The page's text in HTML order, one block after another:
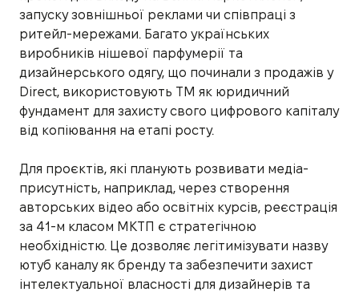
запуску зовнішньої реклами чи співпраці з
ритейл-мережами. Багато українських
виробників нішевої парфумерії та
дизайнерського одягу, що починали з продажів у
Direct, використовують ТМ як юридичний
фундамент для захисту свого цифрового капіталу
від копіювання на етапі росту.
Для проєктів, які планують розвивати медіа-
присутність, наприклад, через створення
авторських відео або освітніх курсів, реєстрація
за 41-м класом МКТП є стратегічною
необхідністю. Це дозволяє легітимізувати назву
ютуб каналу як бренду та забезпечити захист
інтелектуальної власності для дизайнерів та